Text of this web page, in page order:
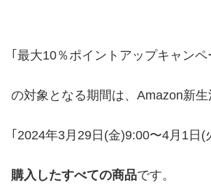
｢最大10％ポイントアップキャンペ
の対象となる期間は、Amazon新
｢2024年3月29日(金)9:00〜4月1日(
購入したすべての商品です。